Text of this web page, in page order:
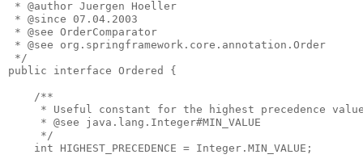
* @author Juergen Hoeller
* @since 07.04.2003
* @see OrderComparator
* @see org.springframework.core.annotation.Order
*/
public interface Ordered {
    /**
* Useful constant for the highest precedence
     * @see java.lang.Integer#MIN_VALUE
     */
    int HIGHEST_PRECEDENCE = Integer.MIN_VALUE;